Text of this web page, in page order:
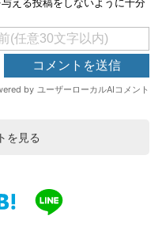
を見る